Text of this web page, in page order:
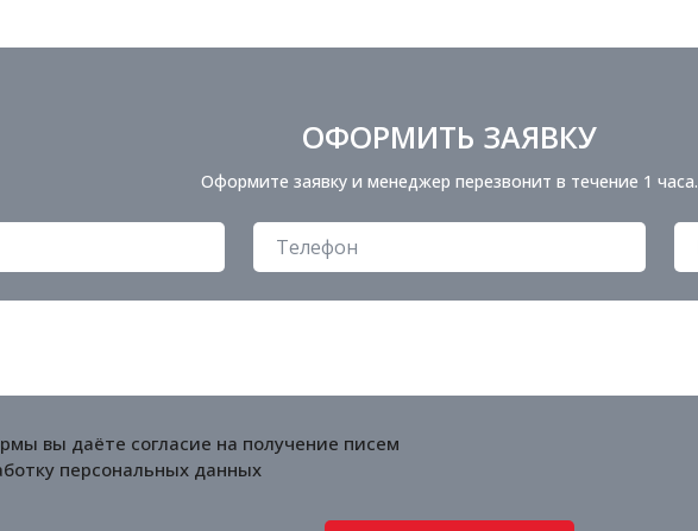
ОФОРМИТЬ ЗАЯВКУ
Оформите заявку и менеджер перезвонит в течение 1 часа.
вы даёте согласие на получение писем
персональных данных